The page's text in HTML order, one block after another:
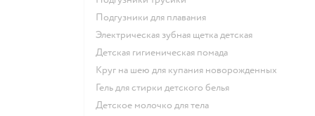
подгузники для плавания
электрическая зубная щетка детская
детская гигиеническая помада
круг на шею для купания новорожденных
гель для стирки детского белья
детское молочко для тела